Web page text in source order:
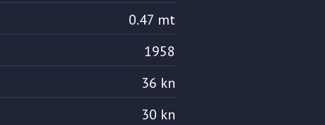
0.47 mt
1958
36 kn
30 kn